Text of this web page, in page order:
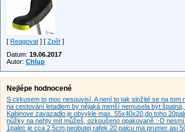
[ Reagovat ] [ Zpět ]
Datum: 19.06.2017
Autor: Chlup
Nejlépe hodnocené
S cirkusem to moc nesouvisí. A není to tak složité se na tom
na cestování letadlem by nějaká menší nemusela být
Kabinove zavazadlo je obvykle max. 55x40x20,do toho
nůžky na nehty mít můžeš, ozkoušeno opakovaně :-D
1palec je cca 2,5cm,neobutej rafek 20 palcu ma prumer asi